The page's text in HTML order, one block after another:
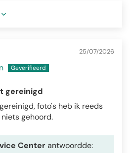
25/07/2026
gereinigd
foto's heb ik reeds
gehoord.
Centerantwoordde: